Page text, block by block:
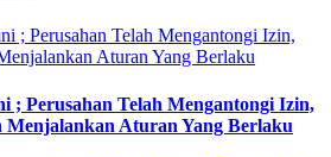
; Perusahan Telah Mengantongi Izin,
Menjalankan Aturan Yang Berlaku